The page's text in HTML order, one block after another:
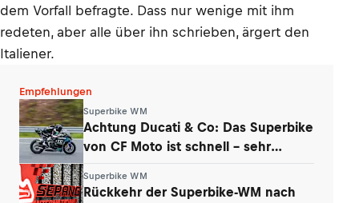
dem Vorfall befragte. Dass nur wenige mit ihm
redeten, aber alle über ihn schrieben, ärgert den
Italiener.
Empfehlungen
Superbike WM
Achtung Ducati & Co: Das Superbike
von CF Moto ist schnell – sehr
Superbike WM
Rückkehr der Superbike-WM nach